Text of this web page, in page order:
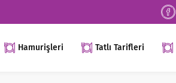
Hamurişleri Tatlı Tarifleri